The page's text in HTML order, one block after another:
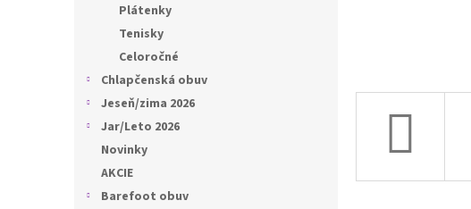
Plátenky
Tenisky
Celoročné
Chlapčenská obuv
Jeseň/zima 2026
Jar/Leto 2026
Novinky
AKCIE
Barefoot obuv